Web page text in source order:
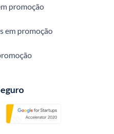
promoção
em promoção